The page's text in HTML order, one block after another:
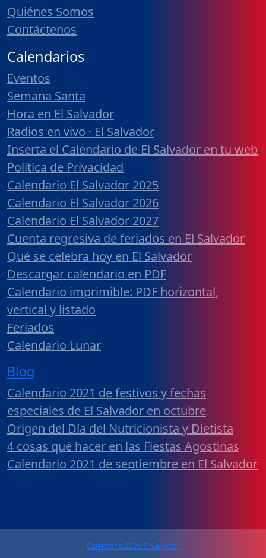
Quiénes Somos
Contáctenos
Calendarios
Eventos
Semana Santa
Hora en El Salvador
Radios en vivo · El Salvador
Inserta el Calendario de El Salvador en tu web
Política de Privacidad
Calendario El Salvador 2025
Calendario El Salvador 2026
Calendario El Salvador 2027
Cuenta regresiva de feriados en El Salvador
Qué se celebra hoy en El Salvador
Descargar calendario en PDF
Calendario imprimible: PDF horizontal,
vertical y listado
Feriados
Calendario Lunar
Blog
Calendario 2021 de festivos y fechas
especiales de El Salvador en octubre
Origen del Día del Nutricionista y Dietista
4 cosas qué hacer en las Fiestas Agostinas
Calendario 2021 de septiembre en El Salvador
Calendario 2026 El Salvador